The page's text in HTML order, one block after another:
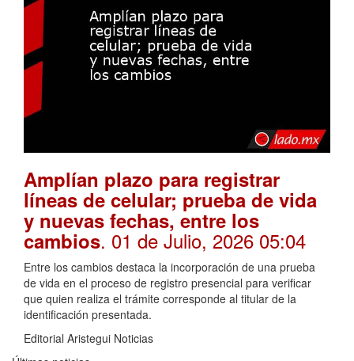
Amplían plazo para registrar
líneas de celular; prueba de vida
y nuevas fechas, entre los
cambios. 01 de Julio, 2026 05:04
Entre los cambios destaca la incorporación de una prueba
de vida en el proceso de registro presencial para verificar
que quien realiza el trámite corresponde al titular de la
identificación presentada.
Editorial Aristegui Noticias